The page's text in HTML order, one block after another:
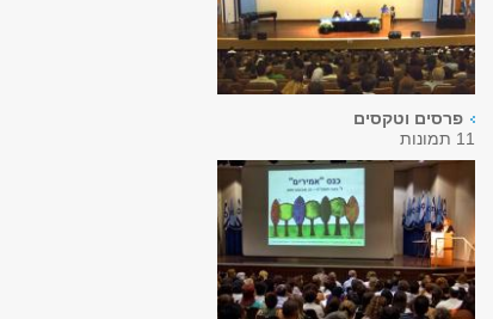
פרסים וטקסים
11 תמונות